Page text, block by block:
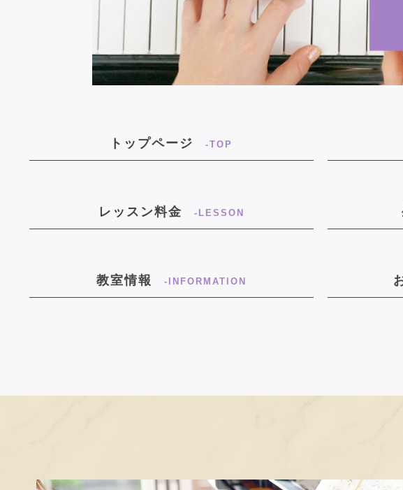
トップページ -TOP
レッスン料金 -LESSON
教室情報 -INFORMATION